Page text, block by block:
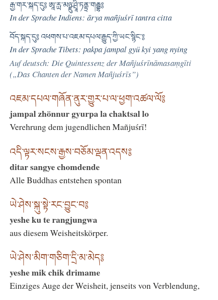
རྒྱ་གར་སྐད་དུ༔ ཨཱ་རྻ་མཉྫུ་ཤྲཱི་ཏནྟྲ་གརྦྷ༔
In der Sprache Indiens: ārya mañjuśrī tantra citta
བོད་སྐད་དུ༔ འཕགས་པ་འཇམ་དཔལ་རྒྱུད་ཀྱི་ཡང་སྙིང་༔
In der Sprache Tibets: pakpa jampal gyü kyi yang nying
Auf deutsch: Die Quintessenz der Mañjuśrīnāmasaṃgīti
(„Das Chanten der Namen Mañjuśrīs”)
འཇམ་དཔལ་གཞོན་ནུར་གྱུར་པ་ལ་ཕྱག་འཚལ་ལོ༔
jampal zhönnur gyurpa la chaktsal lo
Verehrung dem jugendlichen Mañjuśrī!
འདི་ལྟར་སངས་རྒྱས་བཅོམ་ལྡན་འདས༔
ditar sangye chomdende
Alle Buddhas entstehen spontan
ཡེ་ཤེས་སྐུ་སྟེ་རང་བྱུང་བ༔
yeshe ku te rangjungwa
aus diesem Weisheitskörper.
ཡེ་ཤེས་མིག་གཅིག་དྲི་མ་མེད༔
yeshe mik chik drimame
Einziges Auge der Weisheit, jenseits von Verblendung,